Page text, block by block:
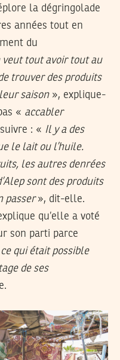
la dégringolade
années tout en
du
veut tout avoir tout au
trouver des produits
saison», explique-
« accabler
: « Il y a des
le lait ou l’huile.
les autres denrées
sont des produits
passer», dit-elle.
qu’elle a voté
son parti parce
qui était possible
de ses